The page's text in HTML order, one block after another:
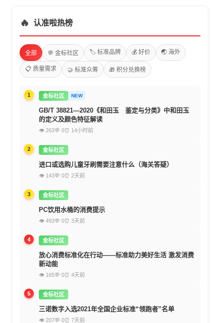
🔥 认准啦热榜
全部 💬 金标社区 🏷️ 标准品牌 💰 好价 🌏 海外
📋 质量需求 🤝 标准众筹 🎁 积分兑换榜
1 金标社区 NEW
GB/T 38821—2020《和田玉 鉴定与分类》中和田玉
的定义及颜色特征解读
👁 263💬 0⏰ 14小时前
2 金标社区
进口或选购儿童牙刷需要注意什么（海关答疑）
👁 143💬 0⏰ 2天前
3 金标社区
PC饮用水桶的消费提示
👁 493💬 0⏰ 3天前
4 金标社区
放心消费标准化在行动——标准助力美好生活 激发消费
新动能
👁 165💬 0⏰ 4天前
5 金标社区
三诺数字入选2021年全国企业标准“领跑者”名单
👁 207💬 0⏰ 7天前